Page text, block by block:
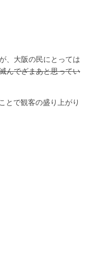
、大阪の民にとっては
んでざまあと思ってい
とで観客の盛り上がり